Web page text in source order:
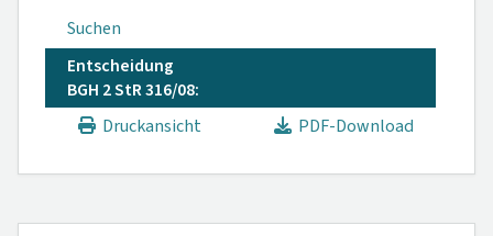
Suchen
Entscheidung
BGH 2 StR 316/08:
Druckansicht
PDF-Download